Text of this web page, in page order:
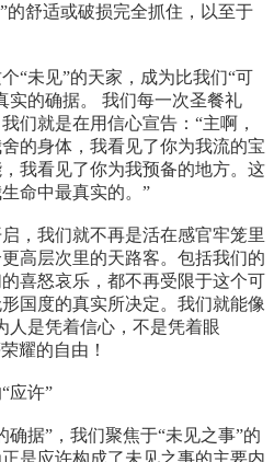
的舒适或破损完全抓住，以至于
“未见”的天家，成为比我们“可
实的确据。 我们每一次圣餐礼
们就是在用信心宣告：“主啊，
的身体，我看见了你为我流的宝
我看见了你为我预备的地方。这
命中最真实的。”
，我们就不再是活在感官牢笼里
高层次里的天路客。包括我们的
喜怒哀乐，都不再受限于这个可
国度的真实所决定。我们就能像
人是凭着信心，不是凭着眼
耀的自由！
应许”
据”，我们聚焦于“未见之事”的
是应许构成了未见之事的主要内